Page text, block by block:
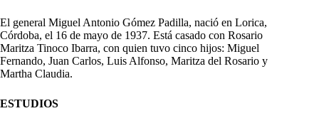
El general Miguel Antonio Gómez Padilla, nació en Lorica,
Córdoba, el 16 de mayo de 1937. Está casado con Rosario
Maritza Tinoco Ibarra, con quien tuvo cinco hijos: Miguel
Fernando, Juan Carlos, Luis Alfonso, Maritza del Rosario y
Martha Claudia.
ESTUDIOS